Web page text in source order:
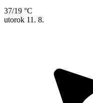
37/19 °C
utorok 11. 8.